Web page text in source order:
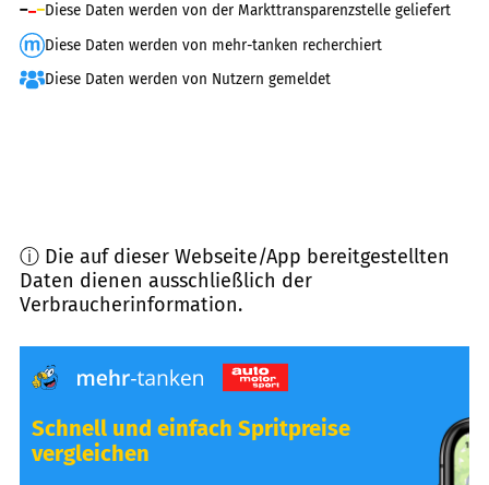
Diese Daten werden von der Markttransparenzstelle geliefert
Diese Daten werden von mehr-tanken recherchiert
Diese Daten werden von Nutzern gemeldet
ⓘ Die auf dieser Webseite/App bereitgestellten
Daten dienen ausschließlich der
Verbraucherinformation.
Schnell und einfach Spritpreise
vergleichen